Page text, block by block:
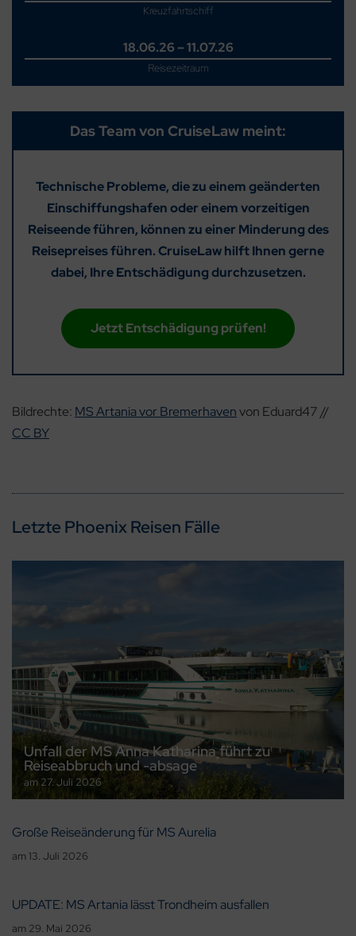
Kreuzfahrtschiff
18.06.26 – 11.07.26
Reisezeitraum
Das Team von CruiseLaw meint:
Technische Probleme, die zu einem geänderten
Einschiffungshafen oder einem vorzeitigen
Reiseende führen, können zu einer Minderung des
Reisepreises führen. CruiseLaw hilft Ihnen gerne
dabei, Ihre Entschädigung durchzusetzen.
Jetzt Entschädigung prüfen!
Bildrechte: MS Artania vor Bremerhavenvon Eduard47 //
CC BY
Letzte Phoenix Reisen Fälle
Unfall der MS Anna Katharina führt zu
Reiseabbruch und -absage
am 27. Juli 2026
Große Reiseänderung für MS Aurelia
am 13. Juli 2026
UPDATE: MS Artania lässt Trondheim ausfallen
am 29. Mai 2026